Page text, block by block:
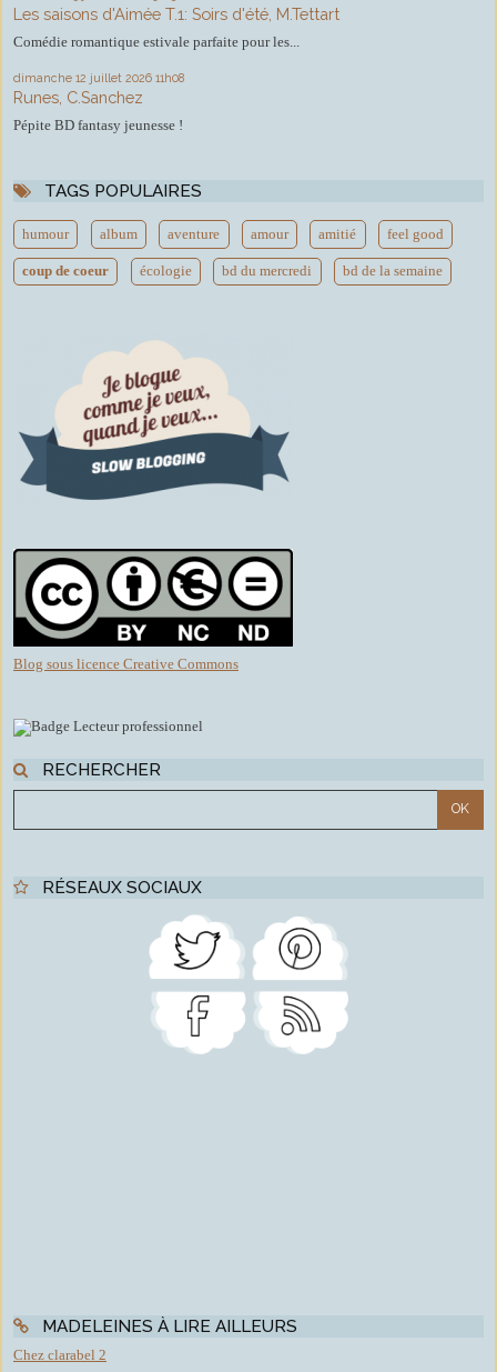
Les saisons d'Aimée T.1: Soirs d'été, M.Tettart
Comédie romantique estivale parfaite pour les...
dimanche 12 juillet 2026 11h08
Runes, C.Sanchez
Pépite BD fantasy jeunesse !
TAGS POPULAIRES
humour album aventure amour amitié feel good
coup de coeur écologie bd du mercredi bd de la semaine
Blog sous licence Creative Commons
RECHERCHER
RÉSEAUX SOCIAUX
MADELEINES À LIRE AILLEURS
Chez clarabel 2